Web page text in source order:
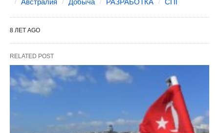
Австралия
Добыча РАЗРАБОТКА СПГ
8 ЛЕТ AGO
RELATED POST